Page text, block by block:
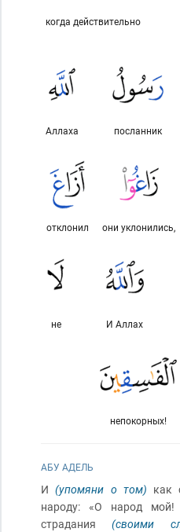
когда действительно
посланник
Аллаха
они уклонились,
отклонил
И Аллах
не
непокорных!
АБУ АДЕЛЬ
И(упомяни о том) как
народу: «О народ
страдания(своими